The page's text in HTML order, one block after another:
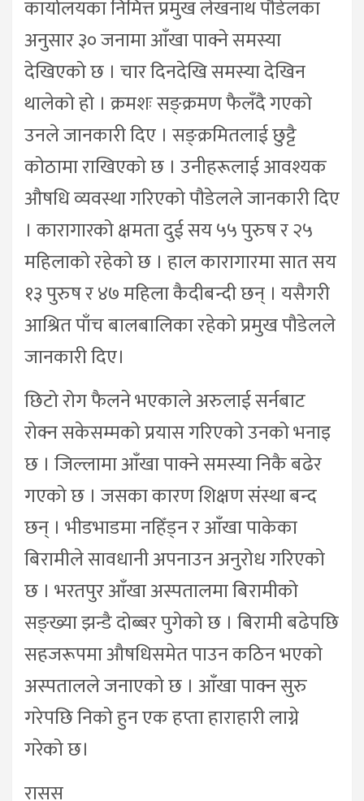
कार्यालयका निमित्त प्रमुख लेखनाथ पौडेलका
अनुसार ३० जनामा आँखा पाक्ने समस्या
देखिएको छ । चार दिनदेखि समस्या देखिन
थालेको हो । क्रमशः सङ्क्रमण फैलँदै गएको
उनले जानकारी दिए । सङ्क्रमितलाई छुट्टै
कोठामा राखिएको छ । उनीहरूलाई आवश्यक
औषधि व्यवस्था गरिएको पौडेलले जानकारी दिए
। कारागारको क्षमता दुई सय ५५ पुरुष र २५
महिलाको रहेको छ । हाल कारागारमा सात सय
१३ पुरुष र ४७ महिला कैदीबन्दी छन् । यसैगरी
आश्रित पाँच बालबालिका रहेको प्रमुख पौडेलले
जानकारी दिए।
छिटो रोग फैलने भएकाले अरुलाई सर्नबाट
रोक्न सकेसम्मको प्रयास गरिएको उनको भनाइ
छ । जिल्लामा आँखा पाक्ने समस्या निकै बढेर
गएको छ । जसका कारण शिक्षण संस्था बन्द
छन् । भीडभाडमा नहिँड्न र आँखा पाकेका
बिरामीले सावधानी अपनाउन अनुरोध गरिएको
छ । भरतपुर आँखा अस्पतालमा बिरामीको
सङ्ख्या झन्डै दोब्बर पुगेको छ । बिरामी बढेपछि
सहजरूपमा औषधिसमेत पाउन कठिन भएको
अस्पतालले जनाएको छ । आँखा पाक्न सुरु
गरेपछि निको हुन एक हप्ता हाराहारी लाग्ने
गरेको छ।
रासस